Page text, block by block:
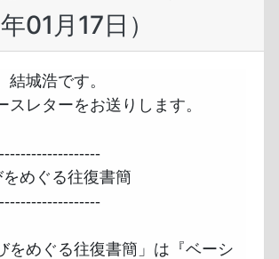
01月17日）
結城浩です。
スレターをお送りします。
めぐる往復書簡
をめぐる往復書簡」は『ベーシ